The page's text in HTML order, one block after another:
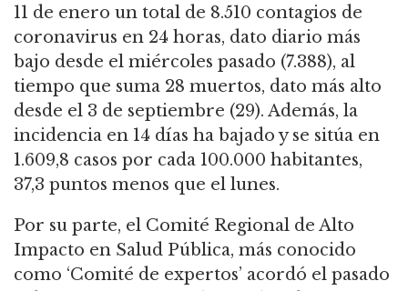
11 de enero un total de 8.510 contagios de
coronavirus en 24 horas, dato diario más
bajo desde el miércoles pasado (7.388), al
tiempo que suma 28 muertos, dato más alto
desde el 3 de septiembre (29). Además, la
incidencia en 14 días ha bajado y se sitúa en
1.609,8 casos por cada 100.000 habitantes,
37,3 puntos menos que el lunes.
Por su parte, el Comité Regional de Alto
Impacto en Salud Pública, más conocido
como ‘Comité de expertos’ acordó el pasado